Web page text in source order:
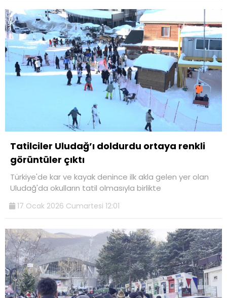
Tatilciler Uludağ’ı doldurdu ortaya renkli
görüntüler çıktı
Türkiye'de kar ve kayak denince ilk akla gelen yer olan
Uludağ'da okulların tatil olmasıyla birlikte
17 Ocak 2026 Cumartesi 12:01